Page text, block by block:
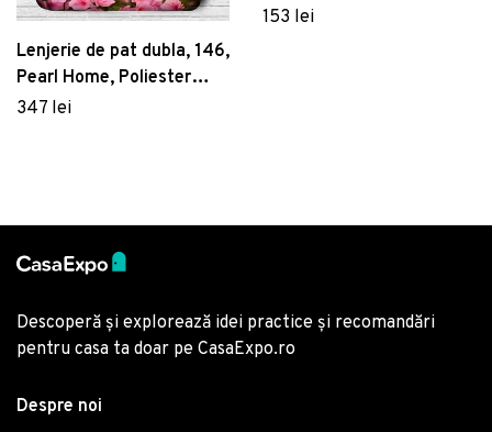
Lenjerie de pat dubla, 146,
Pearl Home, Poliester
Satinat
347 lei
Pearl Home, Bumbac
153 lei
Descoperă și explorează idei practice și recomandări
pentru casa ta doar pe CasaExpo.ro
Despre noi